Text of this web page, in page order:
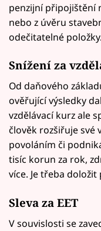
penzijní připojištění
nebo z úvěru
odečitatelné
Snížení za
Od daňového
ověřující výsledky
vzdělávací kurz ale
člověk rozšiřuje své
povoláním či
tisíc korun za rok,
více. Je třeba
Sleva za EET
V souvislosti se